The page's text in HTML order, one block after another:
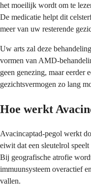
het moeilijk wordt om te
De medicatie helpt dit
meer van uw resterende
Uw arts zal deze
vormen van AMD-
geen genezing, maar eerder
gezichtsvermogen zo lang
Hoe werkt
Avacincaptad-pegol werkt
eiwit dat een sleutelrol
Bij geografische atrofie
immuunsysteem overactief
vallen.